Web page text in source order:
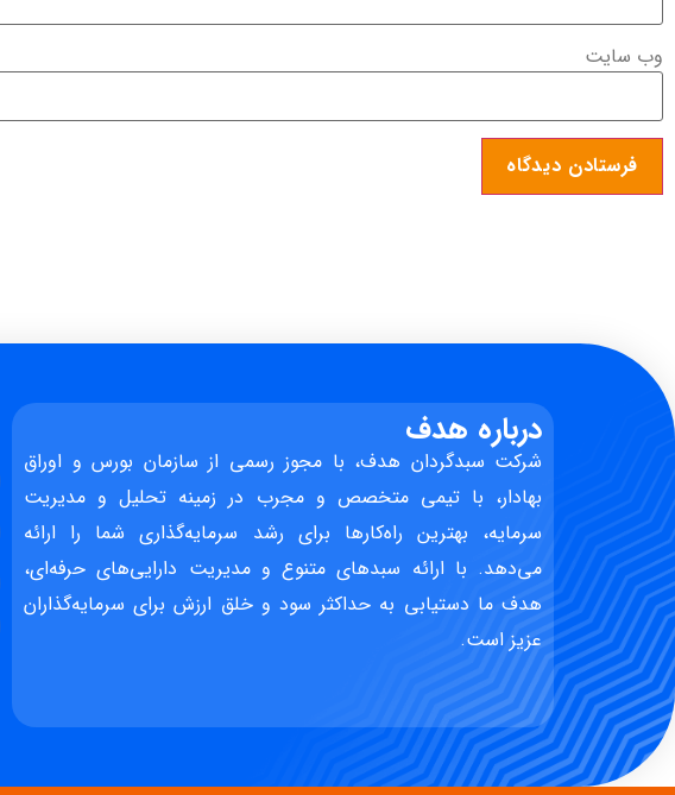
وب‌ سایت
درباره هدف
شرکت سبدگردان هدف، با مجوز رسمی از سازمان بورس و اوراق
بهادار، با تیمی متخصص و مجرب در زمینه تحلیل و مدیریت
سرمایه، بهترین راه‌کارها برای رشد سرمایه‌گذاری شما را ارائه
می‌دهد. با ارائه سبدهای متنوع و مدیریت دارایی‌های حرفه‌ای،
هدف ما دستیابی به حداکثر سود و خلق ارزش برای سرمایه‌گذاران
عزیز است.